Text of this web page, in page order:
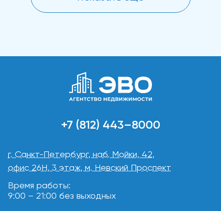
+7 (812) 443–8000
г. Санкт-Петербург, наб. Мойки, 42,
офис 26Н, 3 этаж, м. Невский Проспект
Время работы:
9:00 – 21:00 без выходных